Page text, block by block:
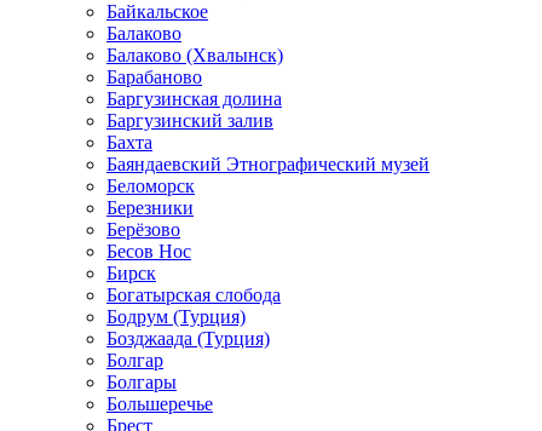
Байкальское
Балаково
Балаково (Хвалынск)
Барабаново
Баргузинская долина
Баргузинский залив
Бахта
Баяндаевский Этнографический музей
Беломорск
Березники
Берёзово
Бесов Нос
Бирск
Богатырская слобода
Бодрум (Турция)
Бозджаада (Турция)
Болгар
Болгары
Большеречье
Брест